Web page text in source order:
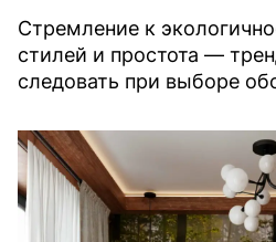
Стремление к
стилей и простота —
следовать при выборе